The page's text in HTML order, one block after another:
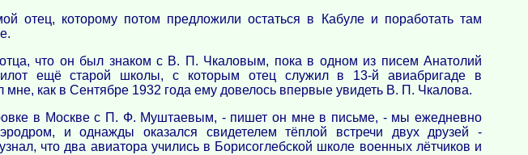
отец, которому потом предложили остаться в Кабуле и поработать там
что он был знаком с В. П. Чкаловым, пока в одном из писем Анатолий
ещё старой школы, с которым отец служил в 13-й авиабригаде в
мне, как в Сентябре 1932 года ему довелось впервые увидеть В. П. Чкалова.
в Москве с П. Ф. Муштаевым, - пишет он мне в письме, - мы ежедневно
и однажды оказался свидетелем тёплой встречи двух друзей -
что два авиатора учились в Борисоглебской школе военных лётчиков и